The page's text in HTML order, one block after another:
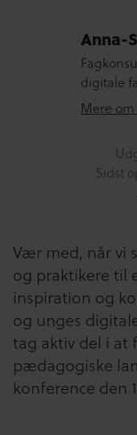
Anna-
digitale
Mere
Sidst
Vær med, når vi
og praktikere til
inspiration og
og unges
tag aktiv del i at
pædagogiske
konference den